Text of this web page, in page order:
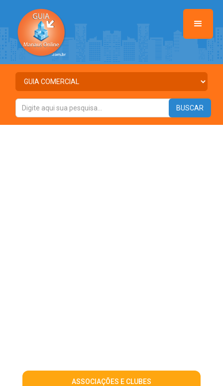
ASSOCIAÇÕES E CLUBES